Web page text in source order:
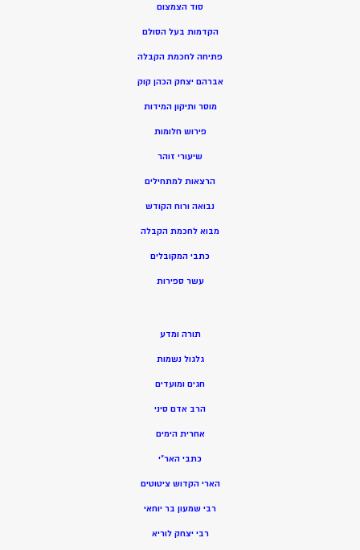
סוד הצמצום
הקדמות בעל הסולם
פתיחה לחכמת הקבלה
אברהם יצחק הכהן קוק
מוסר ותיקון המידות
פירוש חלומות
שיעורי זוהר
הרצאות למתחילים
נבואה ורוח הקודש
מבוא לחכמת הקבלה
כתבי המקובלים
עשר ספירות
תורה ומדע
גלגול נשמות
חגים ומועדים
הרב אדם סיני
אחרית הימים
כתבי האר”י
הארי הקדוש ציטוטים
רבי שמעון בר יוחאי
רבי יצחק לוריא